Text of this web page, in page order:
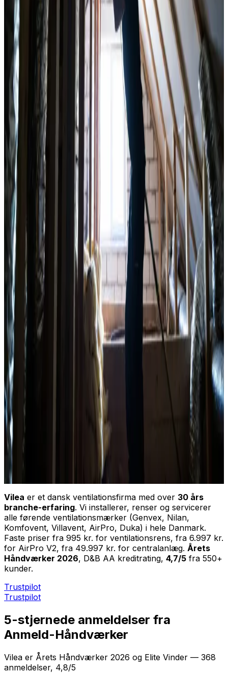
Landsdækkende service
Faste priser uden overraskelser
Vilea er et dansk ventilationsfirma med over 30 års
branche-erfaring. Vi installerer, renser og servicerer
alle førende ventilationsmærker (Genvex, Nilan,
Komfovent, Villavent, AirPro, Duka) i hele Danmark.
Faste priser fra 995 kr. for ventilationsrens, fra 6.997 kr.
for AirPro V2, fra 49.997 kr. for centralanlæg. Årets
Håndværker 2026, D&B AA kreditrating, 4,7/5 fra 550+
kunder.
Trustpilot
Trustpilot
5-stjernede anmeldelser fra
Anmeld-Håndværker
Vilea er Årets Håndværker 2026 og Elite Vinder — 368
anmeldelser, 4,8/5